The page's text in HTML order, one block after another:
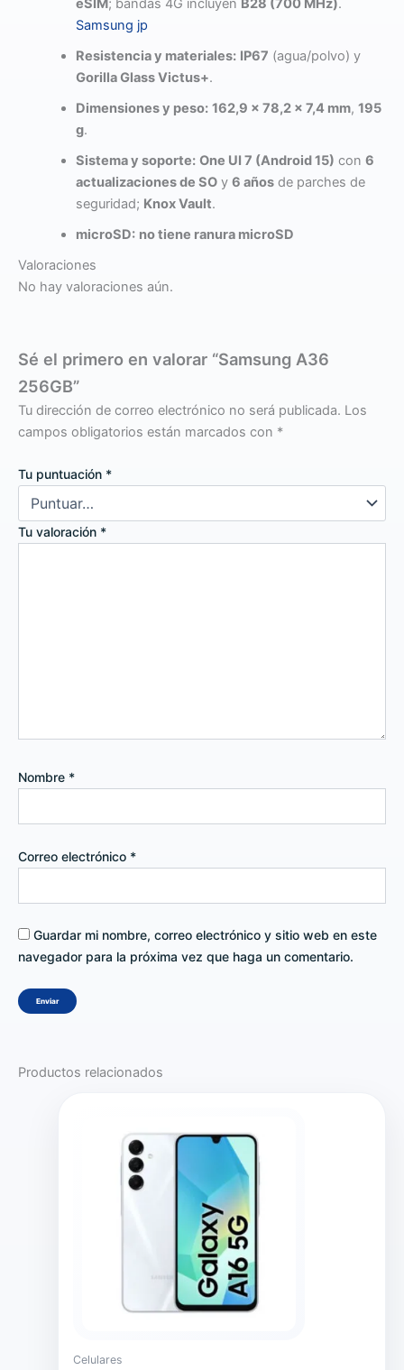
eSIM; bandas 4G incluyen B28 (700 MHz).
Samsung jp
Resistencia y materiales: IP67 (agua/polvo) y
Gorilla Glass Victus+.
Dimensiones y peso: 162,9 × 78,2 × 7,4 mm, 195
g.
Sistema y soporte: One UI 7 (Android 15) con 6
actualizaciones de SOy 6 añosde parches de
seguridad; Knox Vault.
microSD: no tiene ranura microSD
Valoraciones
No hay valoraciones aún.
Sé el primero en valorar “Samsung A36
256GB”
Tu dirección de correo electrónico no será publicada. Los
campos obligatorios están marcados con *
Tu puntuación *
Tu valoración *
Nombre *
Correo electrónico *
Guardar mi nombre, correo electrónico y sitio web en este
navegador para la próxima vez que haga un comentario.
Productos relacionados
Celulares